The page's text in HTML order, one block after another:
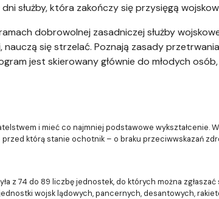
służby, która zakończy się przysięgą
dobrowolnej zasadniczej służby
się strzelać. Poznają zasady
jest skierowany głównie do młodych osób,
i mieć co najmniej podstawowe wykształcenie.
którą stanie ochotnik – o braku przeciwwskazań
z 74 do 89 liczbę jednostek, do których można
wojsk lądowych, pancernych, desantowych,